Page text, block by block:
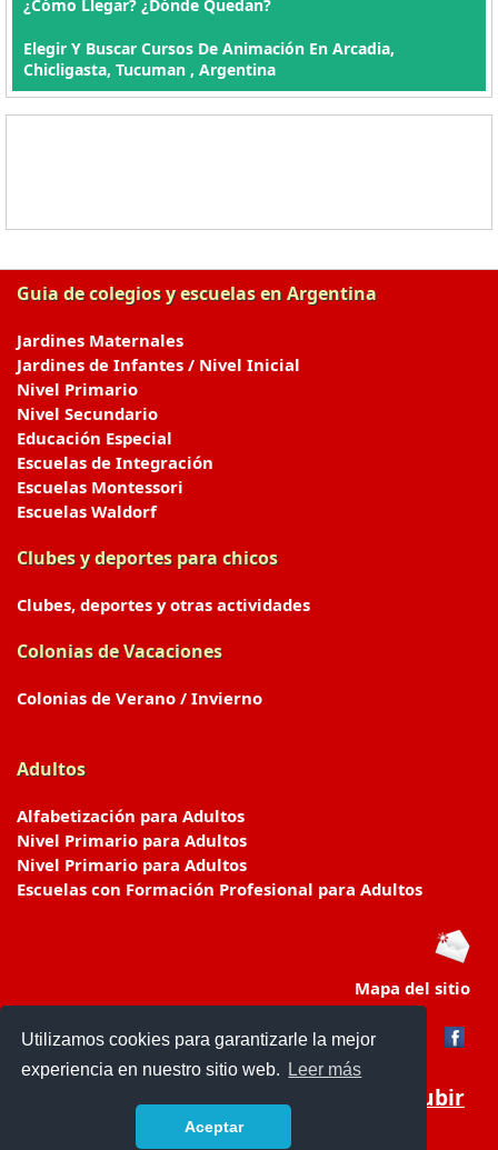
Utilizamos cookies para garantizarle la mejor
experiencia en nuestro sitio web.
Leer más
Aceptar
¿Cómo Llegar? ¿Dónde Quedan?
Elegir Y Buscar Cursos De Animación En Arcadia,
Chicligasta, Tucuman , Argentina
Guia de colegios y escuelas en Argentina
Jardines Maternales
Jardines de Infantes / Nivel Inicial
Nivel Primario
Nivel Secundario
Educación Especial
Escuelas de Integración
Escuelas Montessori
Escuelas Waldorf
Clubes y deportes para chicos
Clubes, deportes y otras actividades
Colonias de Vacaciones
Colonias de Verano / Invierno
Adultos
Alfabetización para Adultos
Nivel Primario para Adultos
Nivel Primario para Adultos
Escuelas con Formación Profesional para Adultos
Mapa del sitio
Subir